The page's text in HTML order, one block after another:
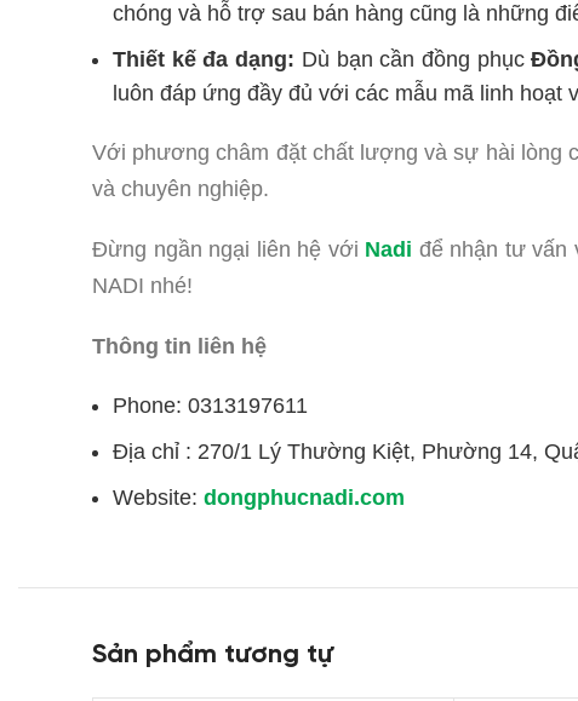
chóng và hỗ trợ sau bán hàng cũng là những
Thiết kế đa dạng: Dù bạn cần đồng phục
luôn đáp ứng đầy đủ với các mẫu mã linh hoạt
Với phương châm đặt chất lượng và sự hài lòng
và chuyên nghiệp.
Đừng ngần ngại liên hệ với Nadi để nhận tư
NADI nhé!
Thông tin liên hệ
Phone: 0313197611
Địa chỉ : 270/1 Lý Thường Kiệt, Phường 14,
Website: dongphucnadi.com
Sản phẩm tương tự